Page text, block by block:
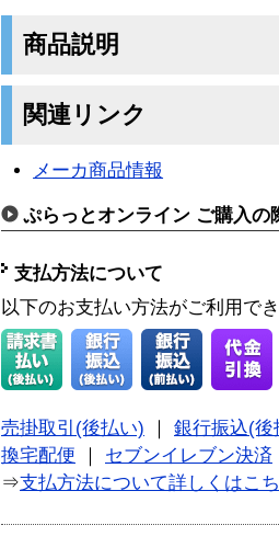
商品説明
関連リンク
メーカ商品情報
ぷらっとオンライン ご購入の
支払方法について
以下のお支払い方法がご利用で
売掛取引(後払い)
銀行振込(後
換宅配便
セブンイレブン決済
⇒支払方法について詳しくはこ